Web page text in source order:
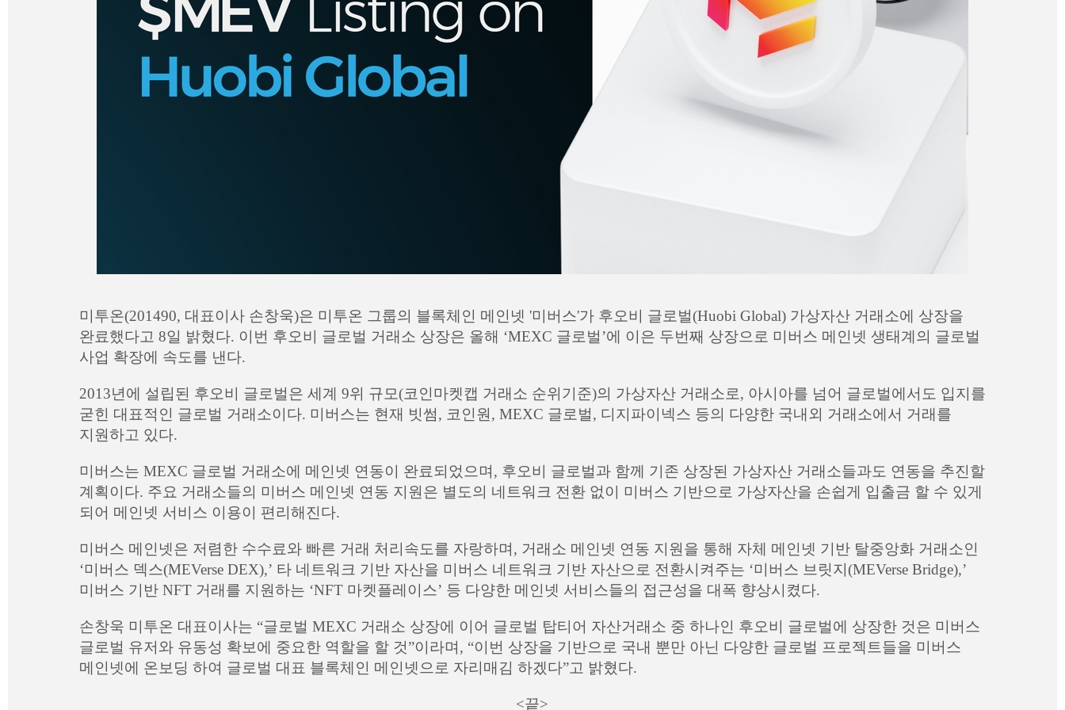
미투온(201490, 대표이사 손창욱)은 미투온 그룹의 블록체인 메인넷 '미버스'가 후오비 글로벌(Huobi Global) 가상자산 거래소에 상장을
완료했다고 8일 밝혔다. 이번 후오비 글로벌 거래소 상장은 올해 ‘MEXC 글로벌’에 이은 두번째 상장으로 미버스 메인넷 생태계의 글로벌
사업 확장에 속도를 낸다.
2013년에 설립된 후오비 글로벌은 세계 9위 규모(코인마켓캡 거래소 순위기준)의 가상자산 거래소로, 아시아를 넘어 글로벌에서도 입지를
굳힌 대표적인 글로벌 거래소이다. 미버스는 현재 빗썸, 코인원, MEXC 글로벌, 디지파이넥스 등의 다양한 국내외 거래소에서 거래를
지원하고 있다.
미버스는 MEXC 글로벌 거래소에 메인넷 연동이 완료되었으며, 후오비 글로벌과 함께 기존 상장된 가상자산 거래소들과도 연동을 추진할
계획이다. 주요 거래소들의 미버스 메인넷 연동 지원은 별도의 네트워크 전환 없이 미버스 기반으로 가상자산을 손쉽게 입출금 할 수 있게
되어 메인넷 서비스 이용이 편리해진다.
미버스 메인넷은 저렴한 수수료와 빠른 거래 처리속도를 자랑하며, 거래소 메인넷 연동 지원을 통해 자체 메인넷 기반 탈중앙화 거래소인
‘미버스 덱스(MEVerse DEX),’ 타 네트워크 기반 자산을 미버스 네트워크 기반 자산으로 전환시켜주는 ‘미버스 브릿지(MEVerse Bridge),’
미버스 기반 NFT 거래를 지원하는 ‘NFT 마켓플레이스’ 등 다양한 메인넷 서비스들의 접근성을 대폭 향상시켰다.
손창욱 미투온 대표이사는 “글로벌 MEXC 거래소 상장에 이어 글로벌 탑티어 자산거래소 중 하나인 후오비 글로벌에 상장한 것은 미버스
글로벌 유저와 유동성 확보에 중요한 역할을 할 것”이라며, “이번 상장을 기반으로 국내 뿐만 아닌 다양한 글로벌 프로젝트들을 미버스
메인넷에 온보딩 하여 글로벌 대표 블록체인 메인넷으로 자리매김 하겠다”고 밝혔다.
<끝>